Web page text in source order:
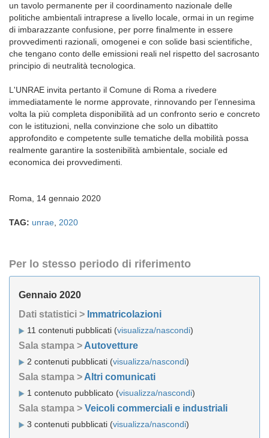
un tavolo permanente per il coordinamento nazionale delle
politiche ambientali intraprese a livello locale, ormai in un regime
di imbarazzante confusione, per porre finalmente in essere
provvedimenti razionali, omogenei e con solide basi scientifiche,
che tengano conto delle emissioni reali nel rispetto del sacrosanto
principio di neutralità tecnologica.
L'UNRAE invita pertanto il Comune di Roma a rivedere
immediatamente le norme approvate, rinnovando per l’ennesima
volta la più completa disponibilità ad un confronto serio e concreto
con le istituzioni, nella convinzione che solo un dibattito
approfondito e competente sulle tematiche della mobilità possa
realmente garantire la sostenibilità ambientale, sociale ed
economica dei provvedimenti.
Roma, 14 gennaio 2020
TAG: unrae 2020
Per lo stesso periodo di riferimento
Gennaio 2020
Dati statistici > Immatricolazioni
11 contenuti pubblicati (visualizza/nascondi)
Sala stampa > Autovetture
2 contenuti pubblicati (visualizza/nascondi)
Sala stampa > Altri comunicati
1 contenuto pubblicato (visualizza/nascondi)
Sala stampa > Veicoli commerciali e industriali
3 contenuti pubblicati (visualizza/nascondi)